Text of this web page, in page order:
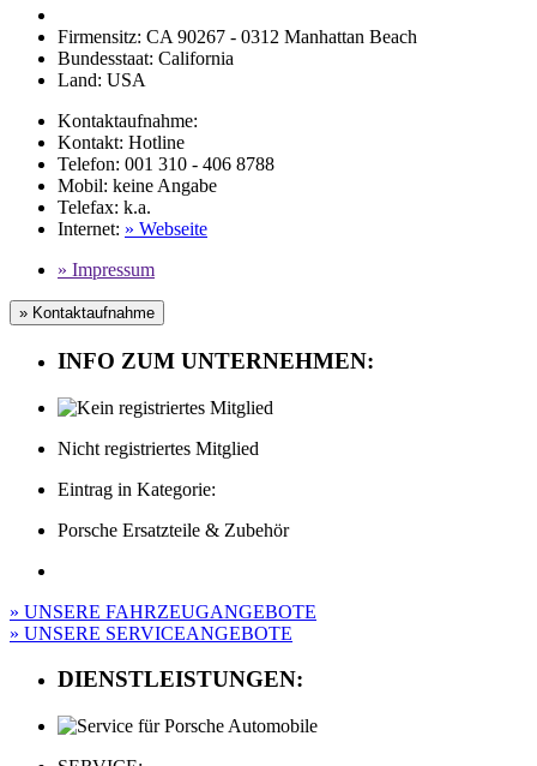
Firmensitz: CA 90267 - 0312 Manhattan Beach
Bundesstaat: California
Land: USA
Kontaktaufnahme:
Kontakt: Hotline
Telefon: 001 310 - 406 8788
Mobil: keine Angabe
Telefax: k.a.
Internet: » Webseite
» Impressum
» Kontaktaufnahme
INFO ZUM UNTERNEHMEN:
Nicht registriertes Mitglied
Eintrag in Kategorie:
Porsche Ersatzteile & Zubehör
» UNSERE FAHRZEUGANGEBOTE
» UNSERE SERVICEANGEBOTE
DIENSTLEISTUNGEN: